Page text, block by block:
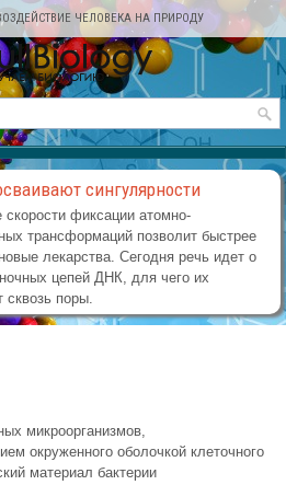
ЧЕЛОВЕКА НА ПРИРОДУ
сингулярности
фиксации атомно-
трансформаций позволит быстрее
лекарства. Сегодня речь идет о
цепей ДНК, для чего их
сквозь поры.
микроорганизмов,
окруженного оболочкой клеточного
материал бактерии